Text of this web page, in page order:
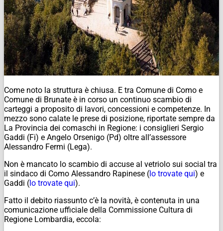
Come noto la struttura è chiusa. E tra Comune di Como e
Comune di Brunate è in corso un continuo scambio di
carteggi a proposito di lavori, concessioni e competenze. In
mezzo sono calate le prese di posizione, riportate sempre da
La Provincia dei comaschi in Regione: i consiglieri Sergio
Gaddi (Fi) e Angelo Orsenigo (Pd) oltre all’assessore
Alessandro Fermi (Lega).
Non è mancato lo scambio di accuse al vetriolo sui social tra
il sindaco di Como Alessandro Rapinese (lo trovate qui) e
Gaddi (lo trovate qui).
Fatto il debito riassunto c’è la novità, è contenuta in una
comunicazione ufficiale della Commissione Cultura di
Regione Lombardia, eccola: